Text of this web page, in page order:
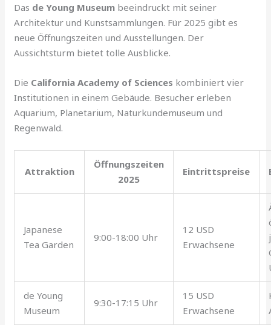
Das de Young Museum beeindruckt mit seiner
Architektur und Kunstsammlungen. Für 2025 gibt es
neue Öffnungszeiten und Ausstellungen. Der
Aussichtsturm bietet tolle Ausblicke.
Die California Academy of Sciences kombiniert vier
Institutionen in einem Gebäude. Besucher erleben
Aquarium, Planetarium, Naturkundemuseum und
Regenwald.
Attraktion
Öffnungszeiten
2025
Eintrittspreise
Japanese
Tea Garden
9:00-18:00 Uhr
12 USD
Erwachsene
de Young
Museum
9:30-17:15 Uhr
15 USD
Erwachsene